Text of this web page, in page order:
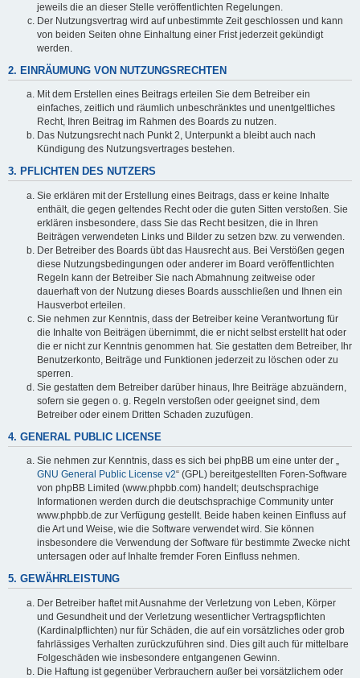
jeweils die an dieser Stelle veröffentlichten Regelungen.
Der Nutzungsvertrag wird auf unbestimmte Zeit geschlossen und kann
von beiden Seiten ohne Einhaltung einer Frist jederzeit gekündigt
werden.
2. EINRÄUMUNG VON NUTZUNGSRECHTEN
Mit dem Erstellen eines Beitrags erteilen Sie dem Betreiber ein
einfaches, zeitlich und räumlich unbeschränktes und unentgeltliches
Recht, Ihren Beitrag im Rahmen des Boards zu nutzen.
Das Nutzungsrecht nach Punkt 2, Unterpunkt a bleibt auch nach
Kündigung des Nutzungsvertrages bestehen.
3. PFLICHTEN DES NUTZERS
Sie erklären mit der Erstellung eines Beitrags, dass er keine Inhalte
enthält, die gegen geltendes Recht oder die guten Sitten verstoßen. Sie
erklären insbesondere, dass Sie das Recht besitzen, die in Ihren
Beiträgen verwendeten Links und Bilder zu setzen bzw. zu verwenden.
Der Betreiber des Boards übt das Hausrecht aus. Bei Verstößen gegen
diese Nutzungsbedingungen oder anderer im Board veröffentlichten
Regeln kann der Betreiber Sie nach Abmahnung zeitweise oder
dauerhaft von der Nutzung dieses Boards ausschließen und Ihnen ein
Hausverbot erteilen.
Sie nehmen zur Kenntnis, dass der Betreiber keine Verantwortung für
die Inhalte von Beiträgen übernimmt, die er nicht selbst erstellt hat oder
die er nicht zur Kenntnis genommen hat. Sie gestatten dem Betreiber, Ihr
Benutzerkonto, Beiträge und Funktionen jederzeit zu löschen oder zu
sperren.
Sie gestatten dem Betreiber darüber hinaus, Ihre Beiträge abzuändern,
sofern sie gegen o. g. Regeln verstoßen oder geeignet sind, dem
Betreiber oder einem Dritten Schaden zuzufügen.
4. GENERAL PUBLIC LICENSE
Sie nehmen zur Kenntnis, dass es sich bei phpBB um eine unter der „
GNU General Public License v2“ (GPL) bereitgestellten Foren-Software
von phpBB Limited (www.phpbb.com) handelt; deutschsprachige
Informationen werden durch die deutschsprachige Community unter
www.phpbb.de zur Verfügung gestellt. Beide haben keinen Einfluss auf
die Art und Weise, wie die Software verwendet wird. Sie können
insbesondere die Verwendung der Software für bestimmte Zwecke nicht
untersagen oder auf Inhalte fremder Foren Einfluss nehmen.
5. GEWÄHRLEISTUNG
Der Betreiber haftet mit Ausnahme der Verletzung von Leben, Körper
und Gesundheit und der Verletzung wesentlicher Vertragspflichten
(Kardinalpflichten) nur für Schäden, die auf ein vorsätzliches oder grob
fahrlässiges Verhalten zurückzuführen sind. Dies gilt auch für mittelbare
Folgeschäden wie insbesondere entgangenen Gewinn.
Die Haftung ist gegenüber Verbrauchern außer bei vorsätzlichem oder